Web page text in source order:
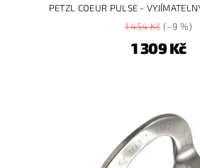
PETZL COEUR PULSE -
1 454 Kč(–9 %)
1 309 Kč